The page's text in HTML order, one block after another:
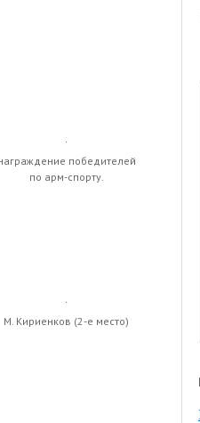
победителей
по арм-спорту.
М. Кириенков (2-е место)